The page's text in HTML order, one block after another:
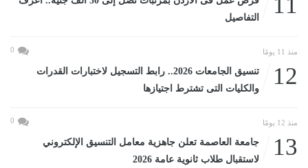
التفاصيل
منذ 11 يومًا 0
12
تنسيق الجامعات 2026.. رابط التسجيل لاختبارات القدرات
والكليات التى تشترط اجتيازها
منذ 12 يومًا 0
13
جامعة العاصمة تعلن جاهزية معامل التنسيق الإلكتروني
لاستقبال طلاب ثانوية عامة 2026